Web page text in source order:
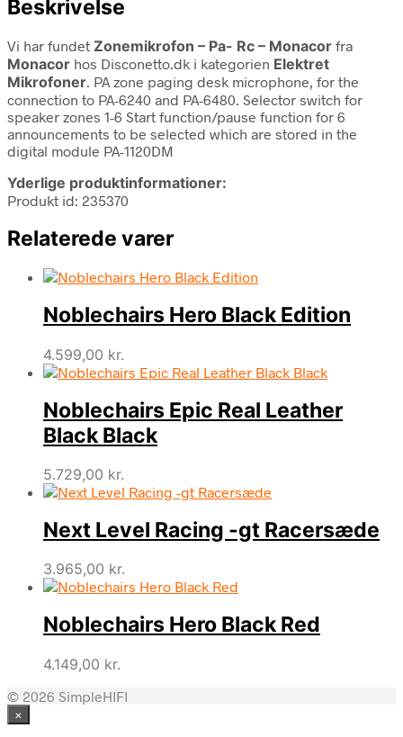
Beskrivelse
Vi har fundet Zonemikrofon – Pa- Rc – Monacor fra
Monacor hos Disconetto.dk i kategorien Elektret
Mikrofoner. PA zone paging desk microphone, for the
connection to PA-6240 and PA-6480. Selector switch for
speaker zones 1-6 Start function/pause function for 6
announcements to be selected which are stored in the
digital module PA-1120DM
Yderlige produktinformationer:
Produkt id: 235370
Relaterede varer
Noblechairs Hero Black Edition
4.599,00 kr.
Noblechairs Epic Real Leather
Black Black
5.729,00 kr.
Next Level Racing -gt Racersæde
3.965,00 kr.
Noblechairs Hero Black Red
4.149,00 kr.
© 2026 SimpleHIFI
×